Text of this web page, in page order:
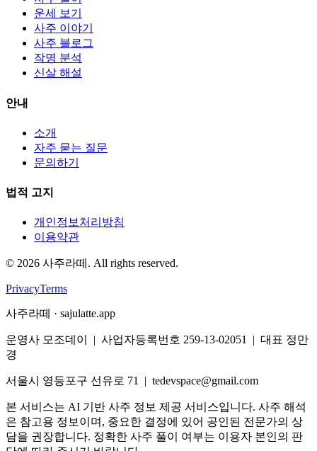
운세 보기
사주 이야기
사주 블로그
작명 분석
신살 해설
안내
소개
자주 묻는 질문
문의하기
법적 고지
개인정보처리방침
이용약관
© 2026 사주라떼. All rights reserved.
PrivacyTerms
사주라떼 · sajulatte.app
운영사 모조데이 | 사업자등록번호 259-13-02051 | 대표 정만
경
서울시 영등포구 선유로 71 | tedevspace@gmail.com
본 서비스는 AI 기반 사주 정보 제공 서비스입니다. 사주 해석
은 참고용 정보이며, 중요한 결정에 있어 공인된 전문가의 상
담을 권장합니다. 정확한 사주 풀이 여부는 이용자 본인의 판